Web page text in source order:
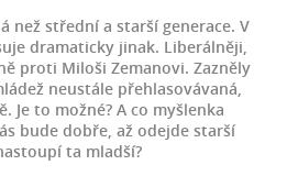
než střední a starší generace. V
dramaticky jinak. Liberálněji,
proti Miloši Zemanovi. Zazněly
neustále přehlasovávaná,
Je to možné? A co myšlenka
bude dobře, až odejde starší
ta mladší?